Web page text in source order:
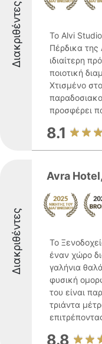
Διακριθέντες
Το Alvi
Πέρδικα της
ιδιαίτερη
ποιοτική
Χτισμένο
προσφέρει
8.1
Διακριθέντες
Avra
Το
έναν χώρο
γαλήνια
φυσική
του είναι
τριάντα
8.8